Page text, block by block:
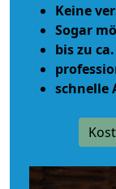
Keine
Sogar
bis zu
schnelle